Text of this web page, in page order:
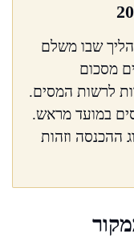
לשנת 2023 הוא תהליך שבו משלם
מסכום
לרשות המסים.
במועד מראש.
ההכנסה וזהות